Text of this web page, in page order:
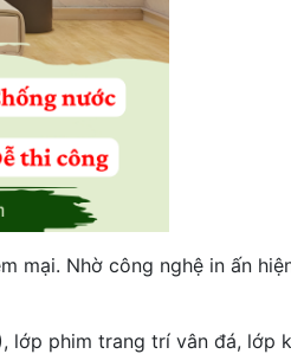
mại. Nhờ công nghệ in ấn
phim trang trí vân đá, lớp